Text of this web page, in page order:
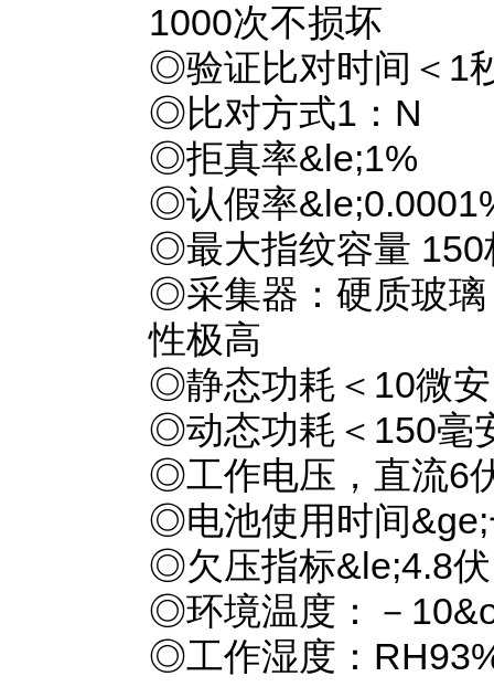
1000次不损坏
◎验证比对时间＜1
◎比对方式1：N
◎拒真率&le;1%
◎认假率
◎最大指纹容量 150
◎采集器：硬质玻璃
性极高
◎静态功耗＜10微安
◎动态功耗＜150毫
◎工作电压，直流6
◎电池使用时间
◎欠压指标&le;4.8伏
◎环境温度：－
◎工作湿度：